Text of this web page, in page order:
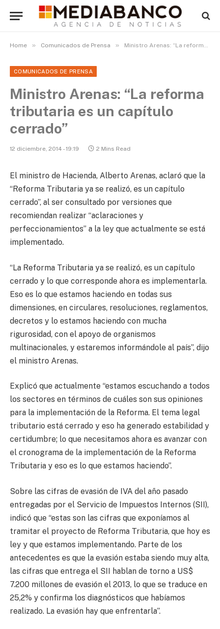
Home » Comunicados de Prensa » Ministro Arenas: “La reforma tributaria es un capítulo cerrado”
COMUNICADOS DE PRENSA
Ministro Arenas: “La reforma
tributaria es un capítulo
cerrado”
12 diciembre, 2014 - 19:19 2 Mins Read
El ministro de Hacienda, Alberto Arenas, aclaró que la
“Reforma Tributaria ya se realizó, es un capítulo
cerrado”, al ser consultado por versiones que
recomiendan realizar “aclaraciones y
perfeccionamientos” a la ley que actualmente se está
implementado.
“La Reforma Tributaria ya se realizó, es un capítulo
cerrado y lo que corresponde ahora es implementarla.
Eso es lo que estamos haciendo en todas sus
dimensiones, en circulares, resoluciones, reglamentos,
decretos y lo estamos haciendo con mucha
rigurosidad, con el apoyo de organismos
multinacionales, y estaremos informándole al país”, dijo
el ministro Arenas.
Explicó que actualmente “estamos escuchando a todos
los sectores en términos de cuáles son sus opiniones
para la implementación de la Reforma. El tema legal
tributario está cerrado y eso ha generado estabilidad y
certidumbre; lo que necesitamos ahora es avanzar con
el cronograma de la implementación de la Reforma
Tributaria y eso es lo que estamos haciendo”.
Sobre las cifras de evasión de IVA del año pasado
entregadas por el Servicio de Impuestos Internos (SII),
indicó que “estas son las cifras que exponíamos al
tramitar el proyecto de Reforma Tributaria, que hoy es
ley y que estamos implementando. Parte de los
antecedentes es que la evasión estaba siendo muy alta,
las cifras que entrega el SII hablan de torno a US$
7.200 millones de evasión el 2013, lo que se traduce en
25,2% y confirma los diagnósticos que habíamos
realizado. La evasión hay que enfrentarla”.